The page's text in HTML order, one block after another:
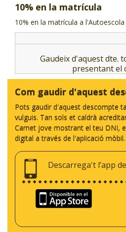
10% en la matrícula
10% en la matrícula a l'Autoescola
Gaudeix d'aquest dte.
presentant el
Com gaudir d'aquest
Pots gaudir d'aquest descompte
vulguis. Tan sols et caldrà
Carnet jove mostrant el teu DNI,
digital a través de l'aplicació mòbil.
Descarrega't l’app